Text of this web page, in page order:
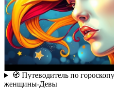
🧭 Путеводитель по
женщины-Девы